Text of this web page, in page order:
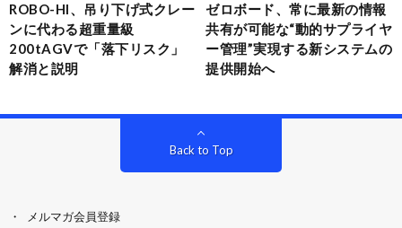
ROBO-HI、吊り下げ式クレー
ンに代わる超重量級
200tAGVで「落下リスク」
解消と説明
ゼロボード、常に最新の情報
共有が可能な“動的サプライヤ
ー管理”実現する新システムの
提供開始へ
Back to Top
メルマガ会員登録